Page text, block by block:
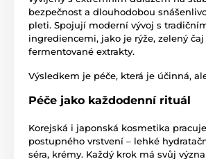
bezpečnost a dlouhodobou
pleti. Spojují moderní vývoj s
ingrediencemi, jako je rýže, zelený
fermentované extrakty.
Výsledkem je péče, která je účinná,
Péče jako každodenní rituál
Korejská i japonská kosmetika
postupného vrstvení – lehké
séra, krémy. Každý krok má svůj